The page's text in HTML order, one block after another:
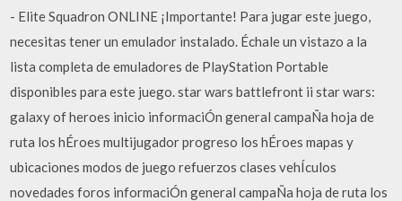
- Elite Squadron ONLINE ¡Importante! Para jugar este juego,
necesitas tener un emulador instalado. Échale un vistazo a la
lista completa de emuladores de PlayStation Portable
disponibles para este juego. star wars battlefront ii star wars:
galaxy of heroes inicio informaciÓn general campaÑa hoja de
ruta los hÉroes multijugador progreso los hÉroes mapas y
ubicaciones modos de juego refuerzos clases vehÍculos
novedades foros informaciÓn general campaÑa hoja de ruta los